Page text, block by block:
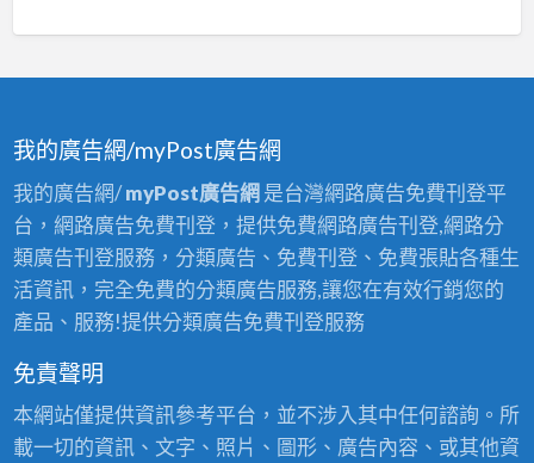
我的廣告網/myPost廣告網
我的廣告網/myPost廣告網是台灣網路廣告免費刊登平
台，網路廣告免費刊登，提供免費網路廣告刊登,網路分
類廣告刊登服務，分類廣告、免費刊登、免費張貼各種生
活資訊，完全免費的分類廣告服務,讓您在有效行銷您的
產品、服務!提供分類廣告免費刊登服務
免責聲明
本網站僅提供資訊參考平台，並不涉入其中任何諮詢。所
載一切的資訊、文字、照片、圖形、廣告內容、或其他資